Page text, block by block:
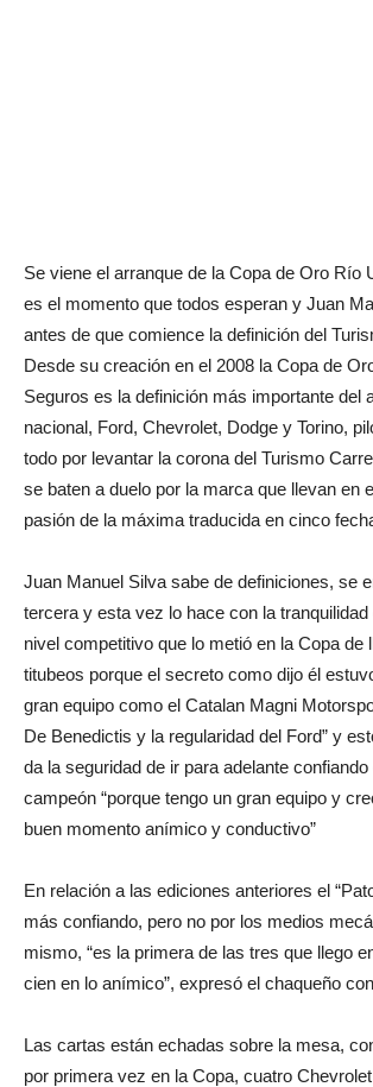
Se viene el arranque de la Copa de Oro Río
es el momento que todos esperan y Juan
antes de que comience la definición del
Desde su creación en el 2008 la Copa de
Seguros es la definición más importante del
nacional, Ford, Chevrolet, Dodge y Torino,
todo por levantar la corona del Turismo
se baten a duelo por la marca que llevan en
pasión de la máxima traducida en cinco
Juan Manuel Silva sabe de definiciones, se
tercera y esta vez lo hace con la
nivel competitivo que lo metió en la Copa de
titubeos porque el secreto como dijo él
gran equipo como el Catalan Magni
De Benedictis y la regularidad del Ford” y
da la seguridad de ir para adelante
campeón “porque tengo un gran equipo y
buen momento anímico y conductivo”
En relación a las ediciones anteriores el
más confiando, pero no por los medios
mismo, “es la primera de las tres que llego
cien en lo anímico”, expresó el chaqueño
Las cartas están echadas sobre la mesa,
por primera vez en la Copa, cuatro